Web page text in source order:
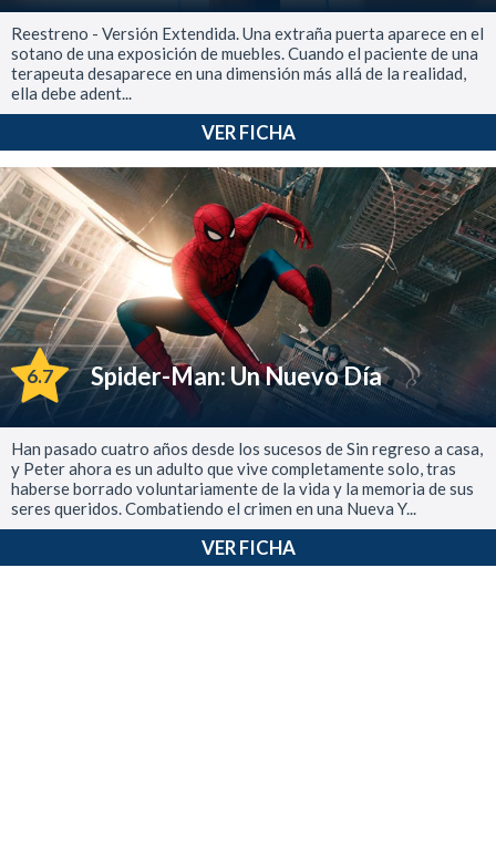
Reestreno - Versión Extendida. Una extraña puerta aparece en el
sotano de una exposición de muebles. Cuando el paciente de una
terapeuta desaparece en una dimensión más allá de la realidad,
ella debe adent...
VER FICHA
6.7 Spider-Man: Un Nuevo Día
Han pasado cuatro años desde los sucesos de Sin regreso a casa,
y Peter ahora es un adulto que vive completamente solo, tras
haberse borrado voluntariamente de la vida y la memoria de sus
seres queridos. Combatiendo el crimen en una Nueva Y...
VER FICHA